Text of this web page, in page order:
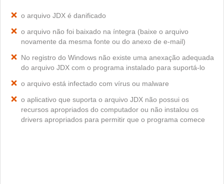
o arquivo JDX é danificado
o arquivo não foi baixado na íntegra (baixe o arquivo
novamente da mesma fonte ou do anexo de e-mail)
No registro do Windows não existe uma anexação adequada
do arquivo JDX com o programa instalado para suportá-lo
o arquivo está infectado com vírus ou malware
o aplicativo que suporta o arquivo JDX não possui os
recursos apropriados do computador ou não instalou os
drivers apropriados para permitir que o programa comece